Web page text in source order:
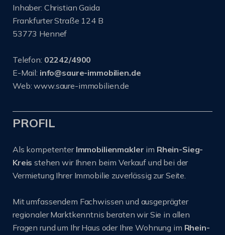
Inhaber: Christian Gaida
Frankfurter Straße 124 B
53773 Hennef
Telefon: 02242/4900
E-Mail: info@saure-immobilien.de
Web: www.saure-immobilien.de
PROFIL
Als kompetenter Immobilienmakler im Rhein-Sieg-
Kreisstehen wir Ihnen beim Verkauf und bei der
Vermietung Ihrer Immobilie zuverlässig zur Seite.
Mit umfassendem Fachwissen und ausgeprägter
regionaler Marktkenntnis beraten wir Sie in allen
Fragen rund um Ihr Haus oder Ihre Wohnung im Rhein-